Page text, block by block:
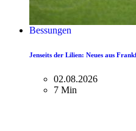
Bessungen
Jenseits der Lilien: Neues aus
02.08.2026
7 Min